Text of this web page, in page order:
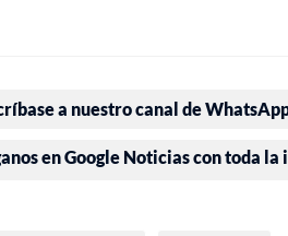
a nuestro canal de
en Google Noticias con toda